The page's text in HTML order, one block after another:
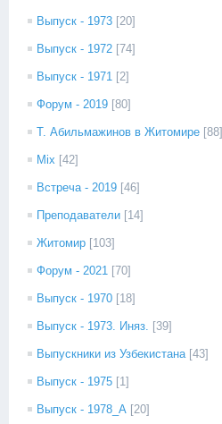
Выпуск - 1973 [20]
Выпуск - 1972 [74]
Выпуск - 1971 [2]
Форум - 2019 [80]
Т. Абильмажинов в Житомире [88]
Mix [42]
Встреча - 2019 [46]
Преподаватели [14]
Житомир [103]
Форум - 2021 [70]
Выпуск - 1970 [18]
Выпуск - 1973. Иняз. [39]
Выпускники из Узбекистана [43]
Выпуск - 1975 [1]
Выпуск - 1978_А [20]